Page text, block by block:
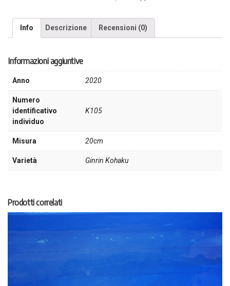
quantità
Info Descrizione Recensioni (0)
Informazioni aggiuntive
Anno 2020
Numero
identificativo
individuo
K105
Misura 20cm
Varietà Ginrin Kohaku
Prodotti correlati